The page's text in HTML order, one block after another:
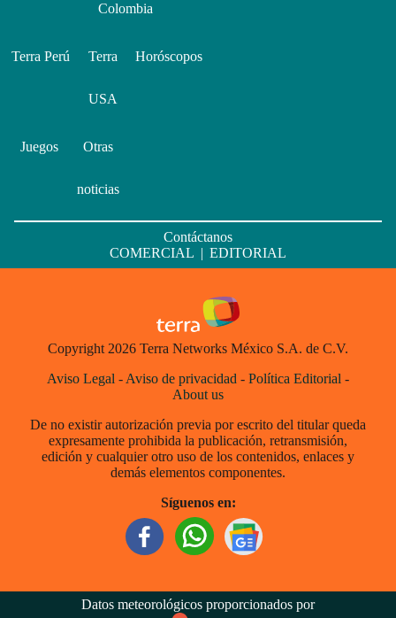
Colombia
Terra Perú Terra
USA
Horóscopos
Juegos Otras
noticias
Contáctanos
COMERCIAL | EDITORIAL
Copyright 2026 Terra Networks México S.A. de C.V.
Aviso Legal - Aviso de privacidad - Política Editorial -
About us
De no existir autorización previa por escrito del titular queda
expresamente prohibida la publicación, retransmisión,
edición y cualquier otro uso de los contenidos, enlaces y
demás elementos componentes.
Síguenos en:
Datos meteorológicos proporcionados por